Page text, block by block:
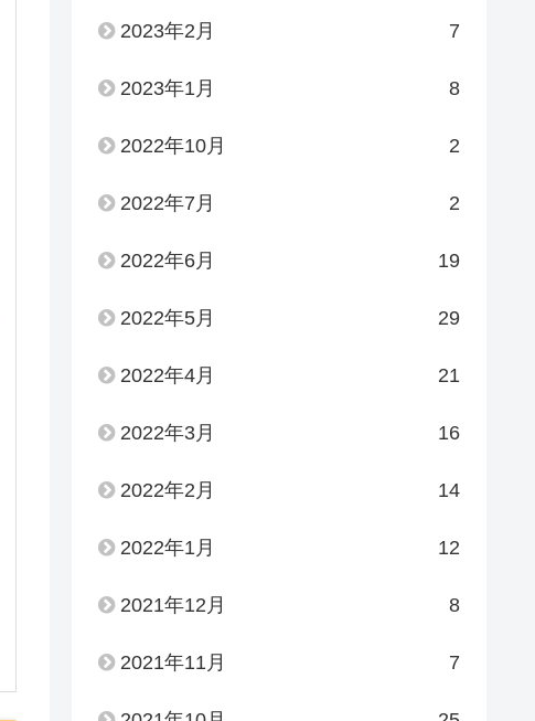
2023年2月 7
2023年1月 8
2022年10月 2
2022年7月 2
2022年6月 19
2022年5月 29
2022年4月 21
2022年3月 16
2022年2月 14
2022年1月 12
2021年12月 8
2021年11月 7